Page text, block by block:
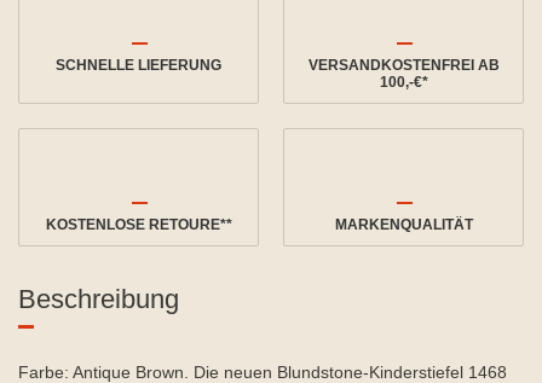
SCHNELLE LIEFERUNG
VERSANDKOSTENFREI AB
100,-€*
KOSTENLOSE RETOURE** MARKENQUALITÄT
Beschreibung
Farbe: Antique Brown. Die neuen Blundstone-Kinderstiefel 1468